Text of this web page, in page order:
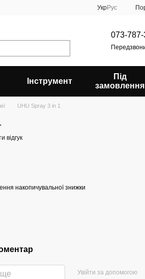
УкрРус
073-
Інструмент
Під
замовлення
UHU Spray 3 in 1
відгук
накопичувальної знижки
Увійти за допомогою